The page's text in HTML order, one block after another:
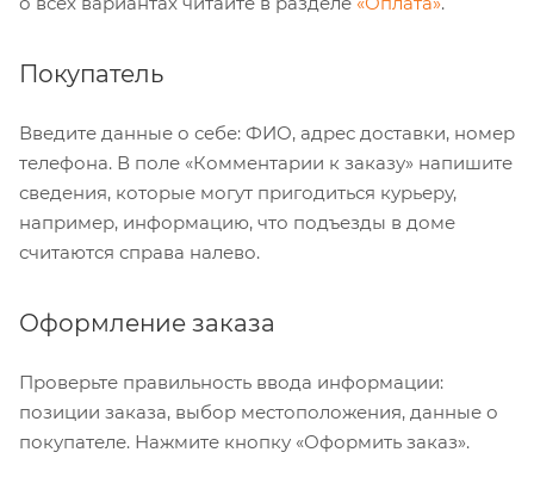
Покупатель
Введите данные о себе: ФИО, адрес доставки, номер
телефона. В поле «Комментарии к заказу» напишите
сведения, которые могут пригодиться курьеру,
например, информацию, что подъезды в доме
считаются справа налево.
Оформление заказа
Проверьте правильность ввода информации:
позиции заказа, выбор местоположения, данные о
покупателе. Нажмите кнопку «Оформить заказ».